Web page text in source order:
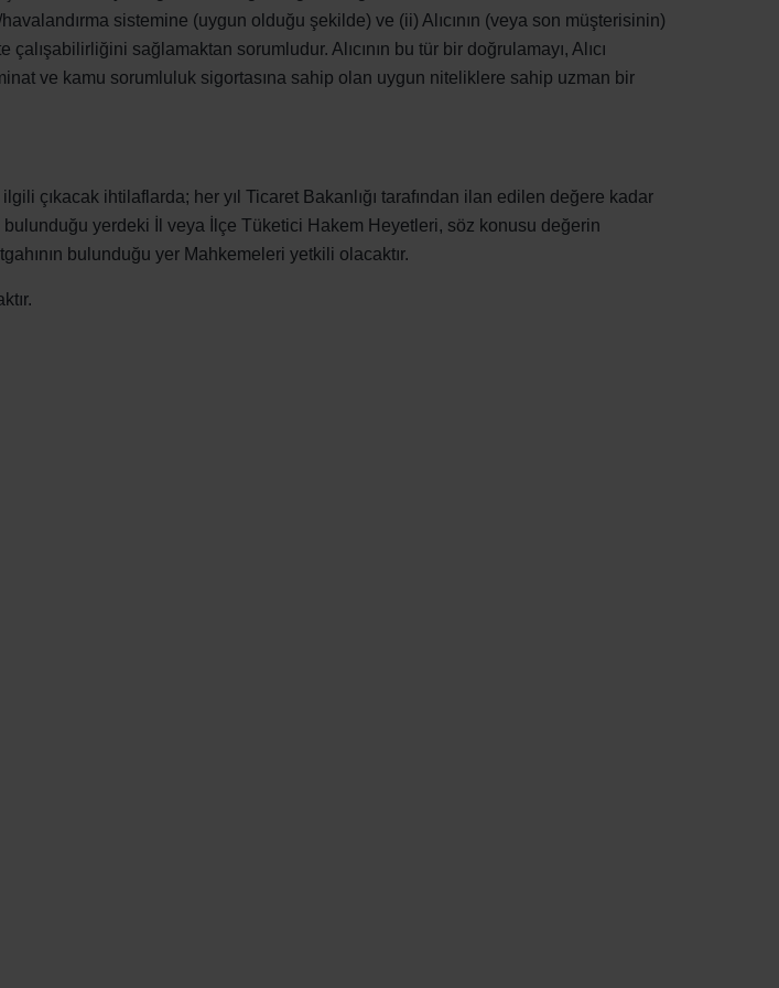
Zehnder
sistemine (uygun olduğu şekilde) ve (ii) Alıcının (veya son müşterisinin)
sağlamaktan sorumludur. Alıcının bu tür bir doğrulamayı, Alıcı
ve kamu sorumluluk sigortasına sahip olan uygun niteliklere sahip uzman bir
çıkacak ihtilaflarda; her yıl Ticaret Bakanlığı tarafından ilan edilen değere kadar
yerdeki İl veya İlçe Tüketici Hakem Heyetleri, söz konusu değerin
bulunduğu yer Mahkemeleri yetkili olacaktır.